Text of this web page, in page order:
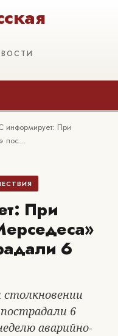
информирует: При
пос…
При
6
6
аварийно-